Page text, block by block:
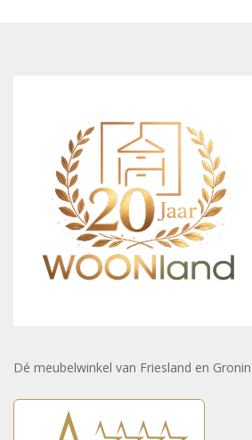
Dé meubelwinkel van Friesland en